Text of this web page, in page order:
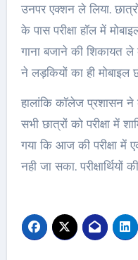
उनपर एक्शन ले लिया.
के पास परीक्षा हॉल में
गाना बजाने की शिकायत
ने लड़कियों का ही मोबाइल
हालांकि कॉलेज प्रशासन
सभी छात्रों को परीक्षा में
गया कि आज की परीक्षा में
नही जा सका.